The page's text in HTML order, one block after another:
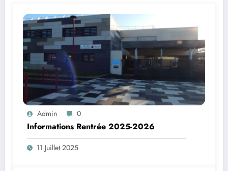
Admin 0
Informations Rentrée 2025-2026
11 Juillet 2025